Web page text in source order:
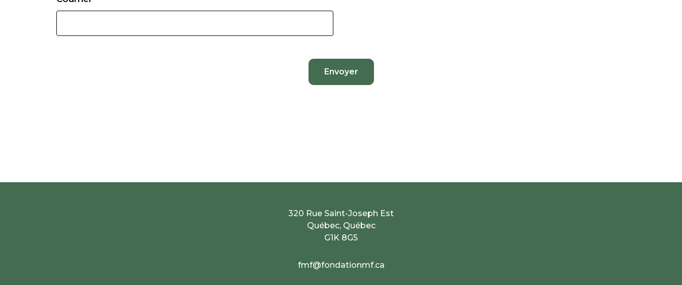
Envoyer
320 Rue Saint-Joseph Est
Québec, Québec
G1K 8G5
fmf@fondationmf.ca